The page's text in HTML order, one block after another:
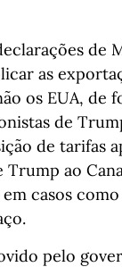
de
as
os EUA, de
de
de tarifas
ao
casos
pelo